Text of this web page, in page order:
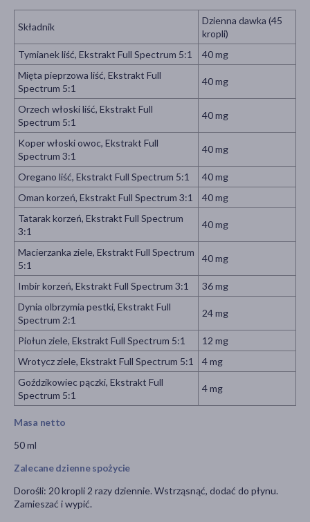
Składnik
Dzienna dawka (45
kropli)
Tymianek liść, Ekstrakt Full Spectrum 5:1
40 mg
Mięta pieprzowa liść, Ekstrakt Full
Spectrum 5:1
40 mg
Orzech włoski liść, Ekstrakt Full
Spectrum 5:1
40 mg
Koper włoski owoc, Ekstrakt Full
Spectrum 3:1
40 mg
Oregano liść, Ekstrakt Full Spectrum 5:1
40 mg
Oman korzeń, Ekstrakt Full Spectrum 3:1
40 mg
Tatarak korzeń, Ekstrakt Full Spectrum
3:1
40 mg
Macierzanka ziele, Ekstrakt Full Spectrum
5:1
40 mg
Imbir korzeń, Ekstrakt Full Spectrum 3:1
36 mg
Dynia olbrzymia pestki, Ekstrakt Full
Spectrum 2:1
24 mg
Piołun ziele, Ekstrakt Full Spectrum 5:1
12 mg
Wrotycz ziele, Ekstrakt Full Spectrum 5:1
4 mg
Goździkowiec pączki, Ekstrakt Full
Spectrum 5:1
4 mg
Masa netto
50 ml
Zalecane dzienne spożycie
Dorośli: 20 kropli 2 razy dziennie. Wstrząsnąć, dodać do płynu.
Zamieszać i wypić.